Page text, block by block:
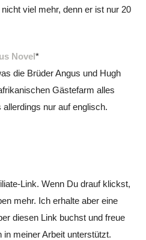
viel mehr, denn er ist nur 20
Novel*
die Brüder Angus und Hugh
Gästefarm alles
nur auf englisch.
Link. Wenn Du drauf klickst,
mehr. Ich erhalte aber eine
diesen Link buchst und freue
meiner Arbeit unterstützt.